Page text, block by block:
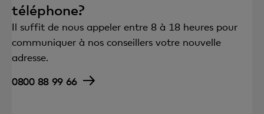
téléphone?
Il suffit de nous appeler entre 8 à 18 heures pour
communiquer à nos conseillers votre nouvelle
adresse.
0800 88 99 66